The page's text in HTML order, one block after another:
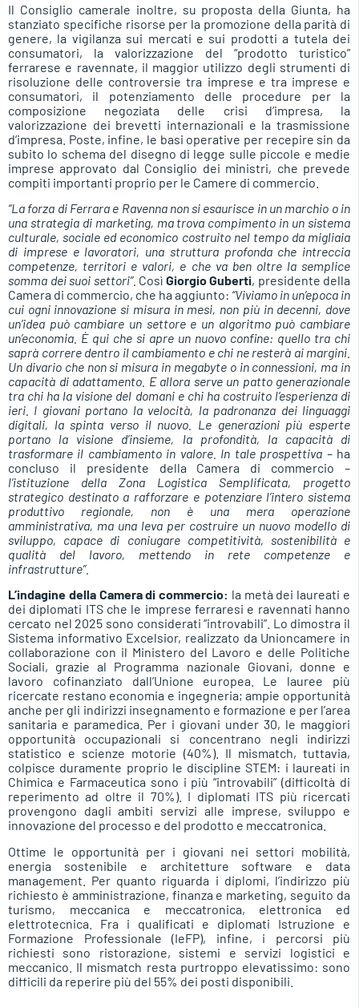
Il Consiglio camerale inoltre, su proposta della Giunta, ha
stanziato specifiche risorse per la promozione della parità di
genere, la vigilanza sui mercati e sui prodotti a tutela dei
consumatori, la valorizzazione del “prodotto turistico”
ferrarese e ravennate, il maggior utilizzo degli strumenti di
risoluzione delle controversie tra imprese e tra imprese e
consumatori, il potenziamento delle procedure per la
composizione negoziata delle crisi d’impresa, la
valorizzazione dei brevetti internazionali e la trasmissione
d’impresa. Poste, infine, le basi operative per recepire sin da
subito lo schema del disegno di legge sulle piccole e medie
imprese approvato dal Consiglio dei ministri, che prevede
compiti importanti proprio per le Camere di commercio.
“La forza di Ferrara e Ravenna non si esaurisce in un marchio o in
una strategia di marketing, ma trova compimento in un sistema
culturale, sociale ed economico costruito nel tempo da migliaia
di imprese e lavoratori, una struttura profonda che intreccia
competenze, territori e valori, e che va ben oltre la semplice
somma dei suoi settori”. Così Giorgio Guberti, presidente della
Camera di commercio, che ha aggiunto: “Viviamo in un’epoca in
cui ogni innovazione si misura in mesi, non più in decenni, dove
un’idea può cambiare un settore e un algoritmo può cambiare
un’economia. È qui che si apre un nuovo confine: quello tra chi
saprà correre dentro il cambiamento e chi ne resterà ai margini.
Un divario che non si misura in megabyte o in connessioni, ma in
capacità di adattamento. E allora serve un patto generazionale
tra chi ha la visione del domani e chi ha costruito l’esperienza di
ieri. I giovani portano la velocità, la padronanza dei linguaggi
digitali, la spinta verso il nuovo. Le generazioni più esperte
portano la visione d’insieme, la profondità, la capacità di
trasformare il cambiamento in valore. In tale prospettiva –ha
concluso il presidente della Camera di commercio –
l’istituzione della Zona Logistica Semplificata, progetto
strategico destinato a rafforzare e potenziare l’intero sistema
produttivo regionale, non è una mera operazione
amministrativa, ma una leva per costruire un nuovo modello di
sviluppo, capace di coniugare competitività, sostenibilità e
qualità del lavoro, mettendo in rete competenze e
infrastrutture”.
L’indagine della Camera di commercio: la metà dei laureati e
dei diplomati ITS che le imprese ferraresi e ravennati hanno
cercato nel 2025 sono considerati “introvabili”. Lo dimostra il
Sistema informativo Excelsior, realizzato da Unioncamere in
collaborazione con il Ministero del Lavoro e delle Politiche
Sociali, grazie al Programma nazionale Giovani, donne e
lavoro cofinanziato dall’Unione europea. Le lauree più
ricercate restano economia e ingegneria; ampie opportunità
anche per gli indirizzi insegnamento e formazione e per l’area
sanitaria e paramedica. Per i giovani under 30, le maggiori
opportunità occupazionali si concentrano negli indirizzi
statistico e scienze motorie (40%). Il mismatch, tuttavia,
colpisce duramente proprio le discipline STEM: i laureati in
Chimica e Farmaceutica sono i più “introvabili” (difficoltà di
reperimento ad oltre il 70%). I diplomati ITS più ricercati
provengono dagli ambiti servizi alle imprese, sviluppo e
innovazione del processo e del prodotto e meccatronica.
Ottime le opportunità per i giovani nei settori mobilità,
energia sostenibile e architetture software e data
management. Per quanto riguarda i diplomi, l’indirizzo più
richiesto è amministrazione, finanza e marketing, seguito da
turismo, meccanica e meccatronica, elettronica ed
elettrotecnica. Fra i qualificati e diplomati Istruzione e
Formazione Professionale (IeFP), infine, i percorsi più
richiesti sono ristorazione, sistemi e servizi logistici e
meccanico. Il mismatch resta purtroppo elevatissimo: sono
difficili da reperire più del 55% dei posti disponibili.